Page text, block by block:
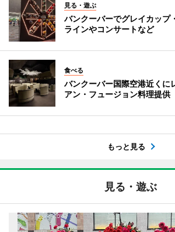
見る・遊ぶ
バンクーバーでグレイカッ
ラインやコンサートなど
食べる
バンクーバー国際空港近く
アン・フュージョン料理提供
もっと見る
見る・遊ぶ